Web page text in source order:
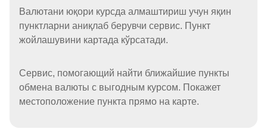
Валютани юқори курсда алмаштириш учун яқин
пунктларни аниқлаб берувчи сервис. Пункт
жойлашувини картада кўрсатади.
Сервис, помогающий найти ближайшие пункты
обмена валюты с выгодным курсом. Покажет
местоположение пункта прямо на карте.